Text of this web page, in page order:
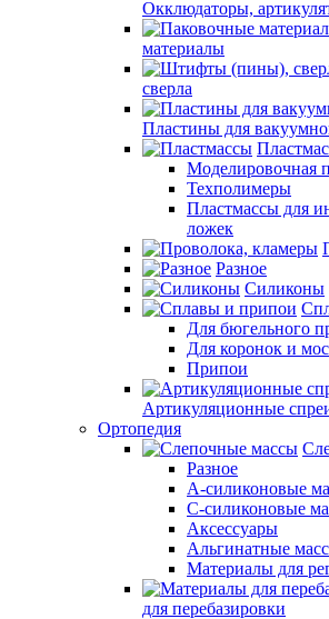
Окклюдаторы,
материалы
сверла
Пластины для
Моделировочная
Техполимеры
Пластмассы для
ложек
Разное
Силиконы
Для бюгельного
Для коронок и
Припои
Артикуляционные
Ортопедия
Разное
А-силиконовые
С-силиконовые
Аксессуары
Альгинатные
Материалы для
для перебазировки